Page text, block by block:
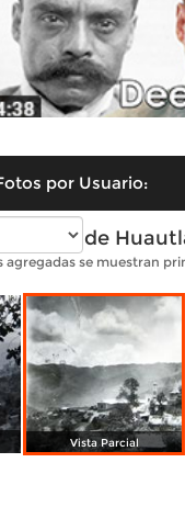
por Usuario:
de
se muestran
Vista Parcial